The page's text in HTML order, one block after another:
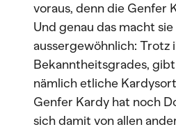
voraus, denn die Genfer
Und genau das macht sie
aussergewöhnlich: Trotz
Bekanntheitsgrades,
nämlich etliche
Genfer Kardy hat noch
sich damit von allen